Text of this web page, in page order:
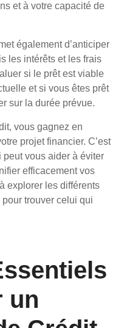
et à votre capacité de
également d’anticiper
les intérêts et les frais
si le prêt est viable
et si vous êtes prêt
sur la durée prévue.
vous gagnez en
projet financier. C’est
vous aider à éviter
efficacement vos
explorer les différents
trouver celui qui
un